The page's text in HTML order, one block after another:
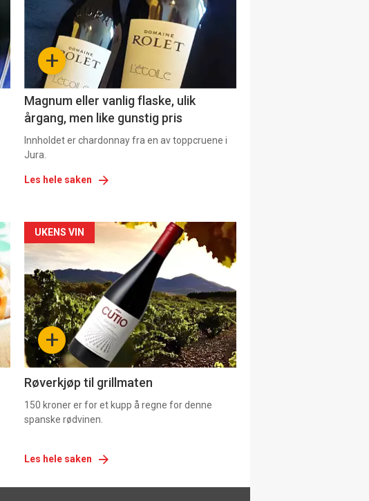
nå
+
Magnum eller vanlig flaske, ulik
årgang, men like gunstig pris
Innholdet er chardonnay fra en av toppcruene i
Jura.
Les hele saken
Forsiden
akkurat
nå
-
6 +
UKENS VIN
Røverkjøp til grillmaten
150 kroner er for et kupp å regne for denne
spanske rødvinen.
Les hele saken